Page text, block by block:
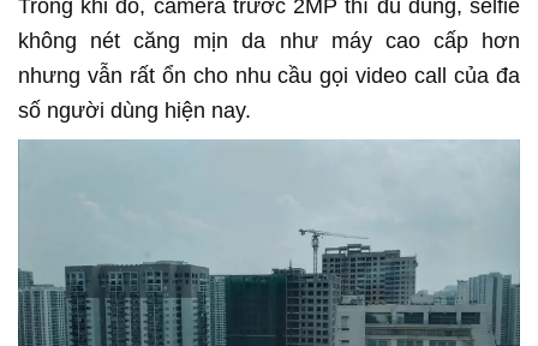
Trong khi đó, camera trước 2MP thì đủ dùng, selfie
không nét căng mịn da như máy cao cấp hơn
nhưng vẫn rất ổn cho nhu cầu gọi video call của đa
số người dùng hiện nay.